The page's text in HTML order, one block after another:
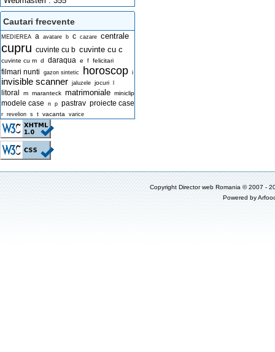
Cautari frecvente
MEDIEREA a avatare b c cazare centrale
cupru cuvinte cu b cuvinte cu c
cuvinte cu m d daraqua e f felicitari
filmari nunti gazon sintetic horoscop i
invisible scanner jaluzele jocuri
litoral m maranteck matrimoniale miniclip
modele case n p pastrav proiecte case
r revelion s t vacanta varice
CopyrightDirector web Romania © 2007 -
Powered by